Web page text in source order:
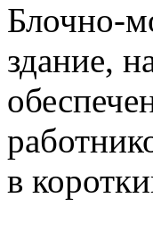
Блочно-
здание,
в